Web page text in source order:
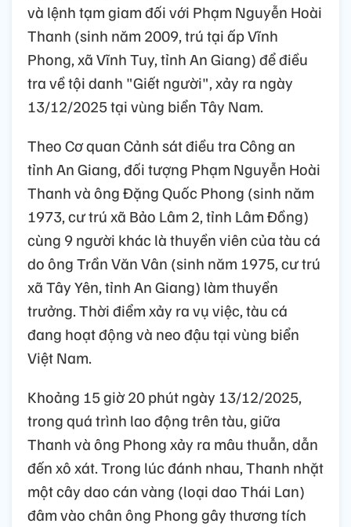
và lệnh tạm giam đối với Phạm Nguyễn Hoài
Thanh (sinh năm 2009, trú tại ấp Vĩnh
Phong, xã Vĩnh Tuy, tỉnh An Giang) để điều
tra về tội danh "Giết người", xảy ra ngày
13/12/2025 tại vùng biển Tây Nam.
Theo Cơ quan Cảnh sát điều tra Công an
tỉnh An Giang, đối tượng Phạm Nguyễn Hoài
Thanh và ông Đặng Quốc Phong (sinh năm
1973, cư trú xã Bảo Lâm 2, tỉnh Lâm Đồng)
cùng 9 người khác là thuyền viên của tàu cá
do ông Trần Văn Vân (sinh năm 1975, cư trú
xã Tây Yên, tỉnh An Giang) làm thuyền
trưởng. Thời điểm xảy ra vụ việc, tàu cá
đang hoạt động và neo đậu tại vùng biển
Việt Nam.
Khoảng 15 giờ 20 phút ngày 13/12/2025,
trong quá trình lao động trên tàu, giữa
Thanh và ông Phong xảy ra mâu thuẫn, dẫn
đến xô xát. Trong lúc đánh nhau, Thanh nhặt
một cây dao cán vàng (loại dao Thái Lan)
đâm vào chân ông Phong gây thương tích